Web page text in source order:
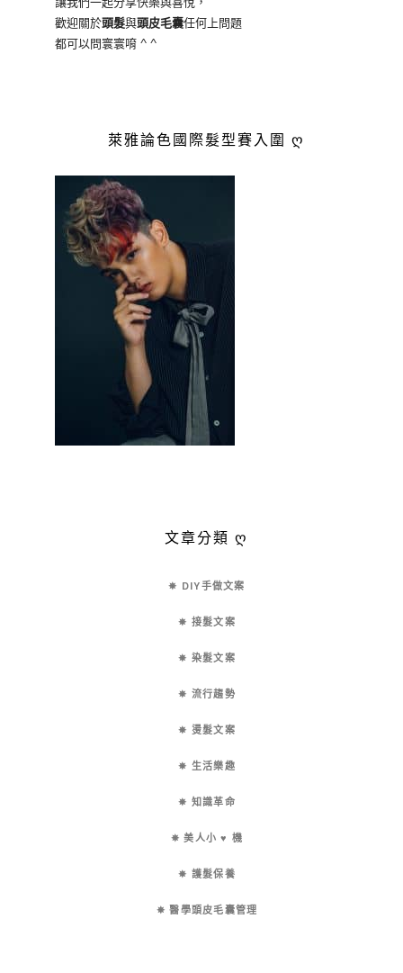
歡迎關於頭髮與頭皮毛囊任何上問題
都可以問寰寰唷 ^ ^
萊雅論色國際髮型賽入圍 ღ
文章分類 ღ
✵ DIY手做文案
✵ 接髮文案
✵ 染髮文案
✵ 流行趨勢
✵ 燙髮文案
✵ 生活樂趣
✵ 知識革命
✵ 美人小 ♥ 機
✵ 護髮保養
✵ 醫學頭皮毛囊管理